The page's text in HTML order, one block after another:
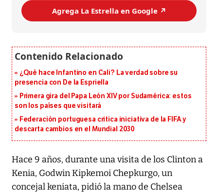
Agrega La Estrella en Google ↗️
¿Qué hace Infantino en Cali? La verdad sobre su
presencia con De la Espriella
Primera gira del Papa León XIV por Sudamérica: estos
son los países que visitará
Federación portuguesa critica iniciativa de la FIFA y
descarta cambios en el Mundial 2030
Hace 9 años, durante una visita de los Clinton a
Kenia, Godwin Kipkemoi Chepkurgo, un
concejal keniata, pidió la mano de Chelsea